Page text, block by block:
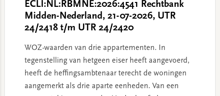
ECLI:NL:RBMNE:2026:4541 Rechtbank
Midden-Nederland, 21-07-2026, UTR
24/2418 t/m UTR 24/2420
WOZ-waarden van drie appartementen. In
tegenstelling van hetgeen eiser heeft aangevoerd,
heeft de heffingsambtenaar terecht de woningen
aangemerkt als drie aparte eenheden. Van een